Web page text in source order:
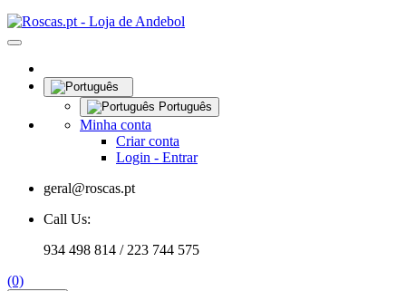
Português
Minha conta
Criar conta
Login - Entrar
geral@roscas.pt
Call Us:
934 498 814 / 223 744 575
(0)